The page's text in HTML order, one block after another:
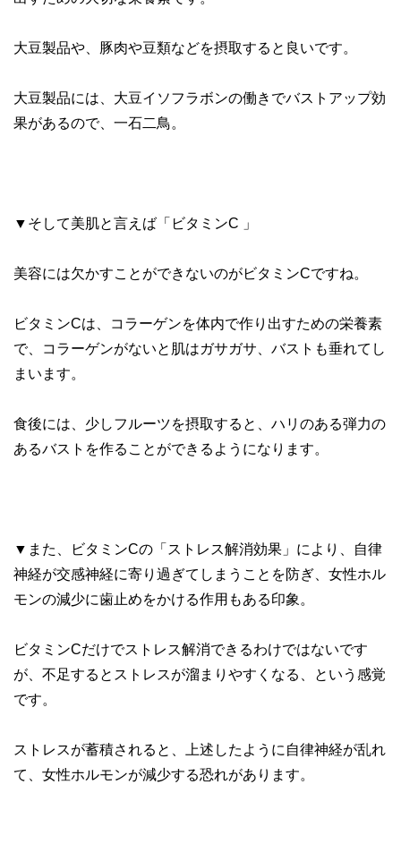
大豆製品や、豚肉や豆類などを摂取すると良いです。
大豆製品には、大豆イソフラボンの働きでバストアップ効
果があるので、一石二鳥。
▼そして美肌と言えば「ビタミンC 」
美容には欠かすことができないのがビタミンCですね。
ビタミンCは、コラーゲンを体内で作り出すための栄養素
で、コラーゲンがないと肌はガサガサ、バストも垂れてし
まいます。
食後には、少しフルーツを摂取すると、ハリのある弾力の
あるバストを作ることができるようになります。
▼また、ビタミンCの「ストレス解消効果」により、自律
神経が交感神経に寄り過ぎてしまうことを防ぎ、女性ホル
モンの減少に歯止めをかける作用もある印象。
ビタミンCだけでストレス解消できるわけではないです
が、不足するとストレスが溜まりやすくなる、という感覚
です。
ストレスが蓄積されると、上述したように自律神経が乱れ
て、女性ホルモンが減少する恐れがあります。